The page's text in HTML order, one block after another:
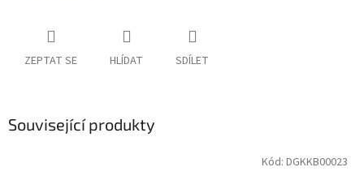
ZEPTAT SE HLÍDAT SDÍLET
Související produkty
Kód: DGKKB00023